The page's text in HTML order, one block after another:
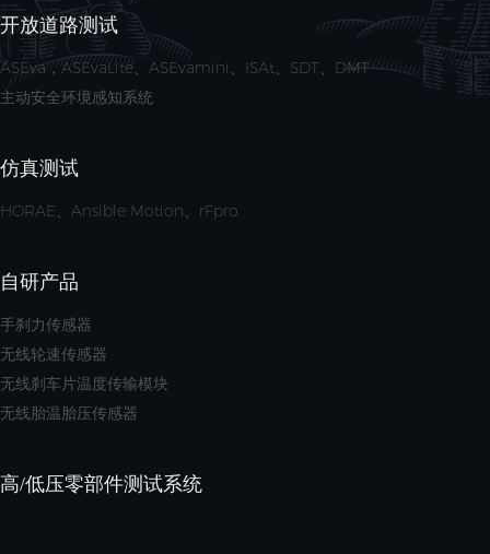
开放道路测试
ASEva，ASEvaLite、ASEvamini、ISAt、SDT、DMT
主动安全环境感知系统
仿真测试
HORAE、Ansible Motion、rFpro
自研产品
手刹力传感器
无线轮速传感器
无线刹车片温度传输模块
无线胎温胎压传感器
高/低压零部件测试系统